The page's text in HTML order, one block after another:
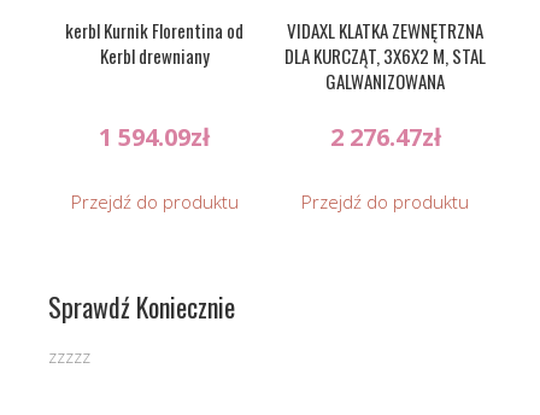
kerbl Kurnik Florentina od
Kerbl drewniany
1 594.09zł
Przejdź do produktu
VIDAXL KLATKA ZEWNĘTRZNA
DLA KURCZĄT, 3X6X2 M, STAL
GALWANIZOWANA
2 276.47zł
Przejdź do produktu
Sprawdź Koniecznie
zzzzz